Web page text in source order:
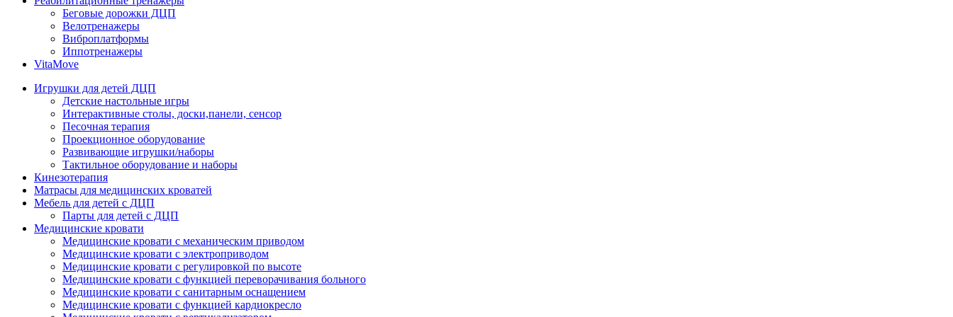
Беговые дорожки ДЦП
Велотренажеры
Виброплатформы
Иппотренажеры
VitaMove
Игрушки для детей ДЦП
Детские настольные игры
Интерактивные столы, доски,панели, сенсор
Песочная терапия
Проекционное оборудование
Развивающие игрушки/наборы
Тактильное оборудование и наборы
Кинезотерапия
Матрасы для медицинских кроватей
Мебель для детей с ДЦП
Парты для детей с ДЦП
Медицинские кровати
Медицинские кровати с механическим приводом
Медицинские кровати с электроприводом
Медицинские кровати с регулировкой по высоте
Медицинские кровати с функцией переворачивания больного
Медицинские кровати с санитарным оснащением
Медицинские кровати с функцией кардиокресло